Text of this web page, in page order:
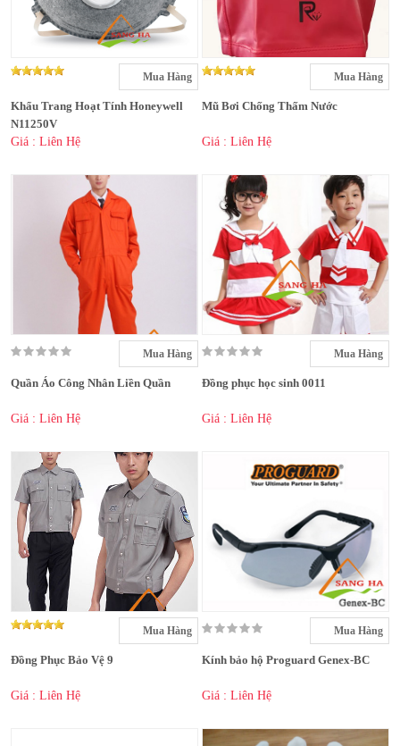
Mua Hàng
Khẩu Trang Hoạt Tính Honeywell
N11250V
Giá : Liên Hệ
Mua Hàng
Mũ Bơi Chống Thấm Nước
Giá : Liên Hệ
Mua Hàng
Quần Áo Công Nhân Liền Quần
Giá : Liên Hệ
Mua Hàng
Đồng phục học sinh 0011
Giá : Liên Hệ
Mua Hàng
Đồng Phục Bảo Vệ 9
Giá : Liên Hệ
Mua Hàng
Kính bảo hộ Proguard Genex-BC
Giá : Liên Hệ